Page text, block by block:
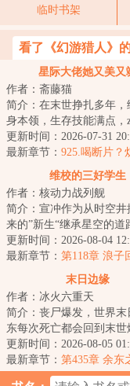
临时书架
看了《幻游猎人》
星际大佬她又美又
作者：斋藤猫
简介：在末世挣扎多年，
身本领，生存技能满点，
一手一个跟砍瓜切菜似的
她挂了。再睁眼...
更新时间：2026-07-31
最新章节： 925.喝断片？
漫的恋情？要联系方式！
维校的三好学生
作者：核动力战列舰
简介：宣冲作为从时空井
来的”新生“继承星空的道
打一个自信。功课能做得
火顶得住，...
更新时间：2026-08-04
最新章节： 第118章 浪子
末日边缘
作者：冰火六重天
简介：丧尸爆发，世界末
东每次死亡都会回到末世
前一周。一个学生，一周
他能改变什么？...
更新时间：2026-08-05
最新章节： 第435章 余东
界陪葬（本卷完）